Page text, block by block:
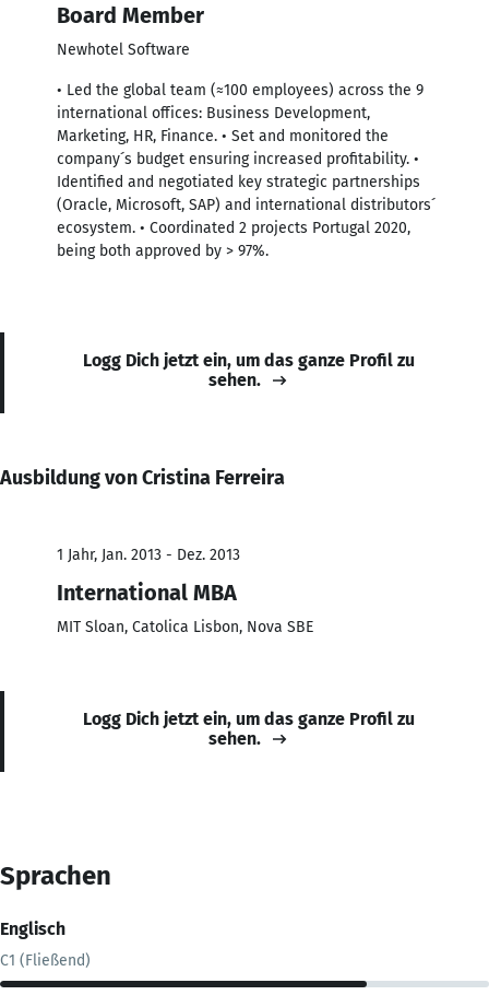
Board Member
Newhotel Software
• Led the global team (≈100 employees) across the 9
international offices: Business Development,
Marketing, HR, Finance. • Set and monitored the
company´s budget ensuring increased profitability. •
Identified and negotiated key strategic partnerships
(Oracle, Microsoft, SAP) and international distributors´
ecosystem. • Coordinated 2 projects Portugal 2020,
being both approved by > 97%.
Logg Dich jetzt ein, um das ganze Profil zu
sehen.
Ausbildung von Cristina Ferreira
1 Jahr, Jan. 2013 - Dez. 2013
International MBA
MIT Sloan, Catolica Lisbon, Nova SBE
Logg Dich jetzt ein, um das ganze Profil zu
sehen.
Sprachen
Englisch
C1 (Fließend)